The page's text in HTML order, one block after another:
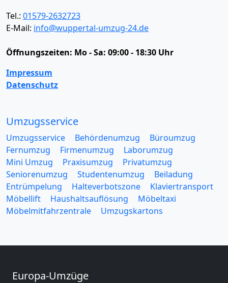
Tel.: 01579-2632723
E-Mail: info@wuppertal-umzug-24.de
Öffnungszeiten: Mo - Sa: 09:00 - 18:30 Uhr
Impressum
Datenschutz
Umzugsservice
Umzugsservice Behördenumzug
Büroumzug
Fernumzug
Firmenumzug
Laborumzug
Mini Umzug
Praxisumzug
Privatumzug
Seniorenumzug
Studentenumzug
Beiladung
Entrümpelung
Halteverbotszone
Klaviertransport
Möbellift
Haushaltsauflösung
Möbeltaxi
Möbelmitfahrzentrale
Umzugskartons
Europa-Umzüge